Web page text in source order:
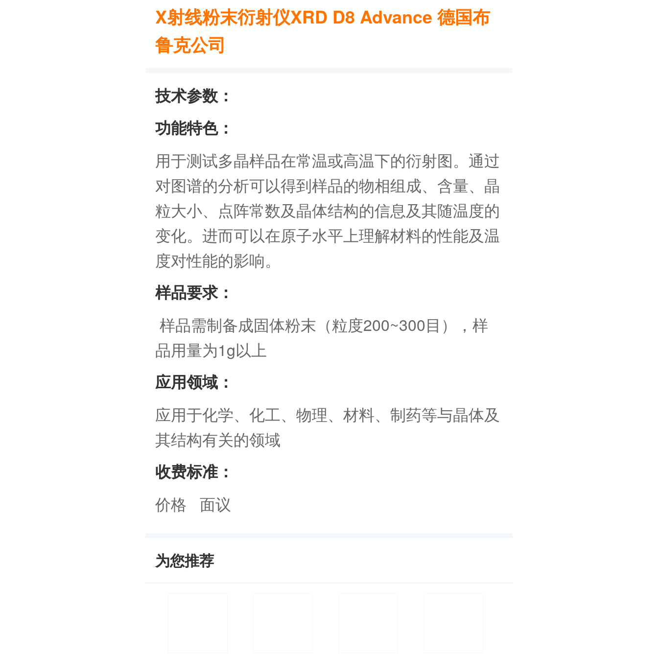
X射线粉末衍射仪XRD D8 Advance 德国布
鲁克公司
技术参数：
功能特色：
用于测试多晶样品在常温或高温下的衍射图。通过
对图谱的分析可以得到样品的物相组成、含量、晶
粒大小、点阵常数及晶体结构的信息及其随温度的
变化。进而可以在原子水平上理解材料的性能及温
度对性能的影响。
样品要求：
样品需制备成固体粉末（粒度200~300目），样
品用量为1g以上
应用领域：
应用于化学、化工、物理、材料、制药等与晶体及
其结构有关的领域
收费标准：
价格 面议
为您推荐